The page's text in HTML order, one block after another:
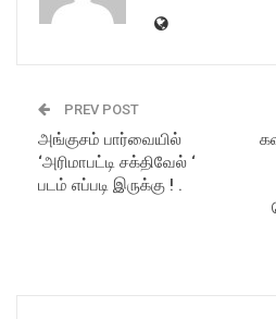
PREV POST
அங்குசம் பார்வையில்
‘அரிமாபட்டி சக்திவேல் ‘
படம் எப்படி இருக்கு ! .